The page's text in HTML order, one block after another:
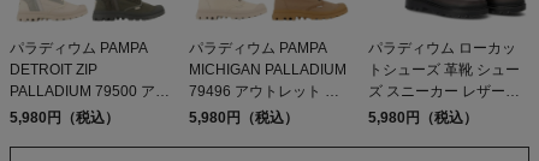
パラディウム PAMPA
DETROIT ZIP
PALLADIUM 79500 アウ
トレット セール
5,980円（税込）
パラディウム PAMPA
MICHIGAN PALLADIUM
79496 アウトレット セ
ール
5,980円（税込）
パラディウム ローカッ
トシューズ 革靴 シュー
ズ スニーカー レザーシ
ューズ PALLADIUM
5,980円（税込）